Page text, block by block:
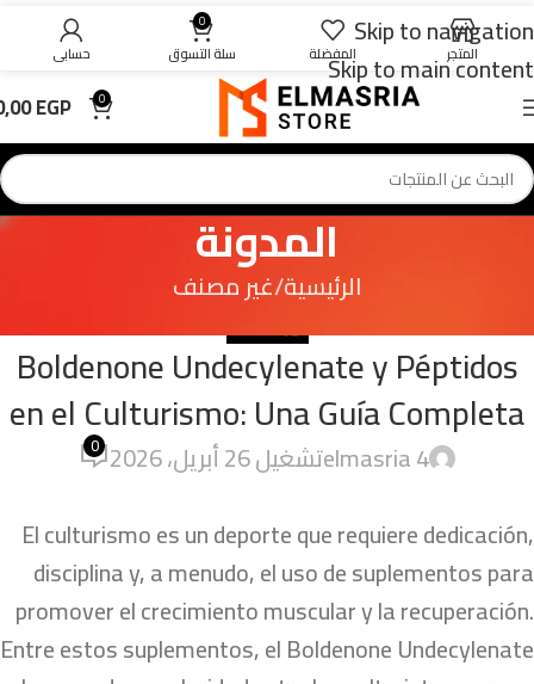
Skip to navigation
Skip to main content
0
EGP
المدونة
الرئيسية غير مصنف
Boldenone Undecylenate y Péptidos
en el Culturismo: Una Guía Completa
4 elmasria تشغيل 26 أبريل، 2026 0
El culturismo es un deporte que requiere dedicación,
disciplina y, a menudo, el uso de suplementos para
promover el crecimiento muscular y la recuperación.
Entre estos suplementos, el Boldenone Undecylenate
المتجر المفضلة
0
سلة التسوق حسابي